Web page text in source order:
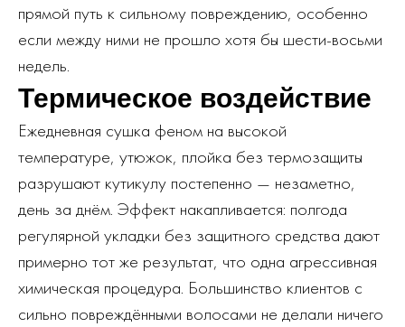
прямой путь к сильному повреждению, особенно
если между ними не прошло хотя бы шести-восьми
недель.
Термическое воздействие
Ежедневная сушка феном на высокой
температуре, утюжок, плойка без термозащиты
разрушают кутикулу постепенно — незаметно,
день за днём. Эффект накапливается: полгода
регулярной укладки без защитного средства дают
примерно тот же результат, что одна агрессивная
химическая процедура. Большинство клиентов с
сильно повреждёнными волосами не делали ничего